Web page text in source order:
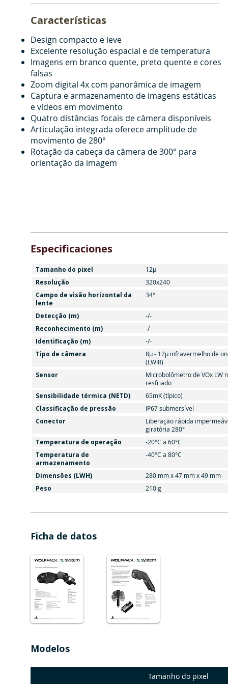
Características
Design compacto e leve
Excelente resolução espacial e de temperatura
Imagens em branco quente, preto quente e cores
falsas
Zoom digital 4x com panorâmica de imagem
Captura e armazenamento de imagens estáticas
e vídeos em movimento
Quatro distâncias focais de câmera disponíveis
Articulação integrada oferece amplitude de
movimento de 280°
Rotação da cabeça da câmera de 300° para
orientação da imagem
Especificaciones
Tamanho do pixel 12µ
Resolução 320x240
Campo de visão horizontal da
lente
34°
Detecção (m) -/-
Reconhecimento (m) -/-
Identificação (m) -/-
Tipo de câmera
8μ - 12μ infravermelho de
(LWIR)
Sensor
Microbolômetro de VOx LW
resfriado
Sensibilidade térmica (NETD) 65mK (típico)
Classificação de pressão IP67 submersível
Conector
Liberação rápida
giratória 280°
Temperatura de operação -20°C a 60°C
Temperatura de
armazenamento
-40°C a 80°C
Dimensões (LWH) 280 mm x 47 mm x 49 mm
Peso 210 g
Ficha de datos
Modelos
Tamanho do pixel